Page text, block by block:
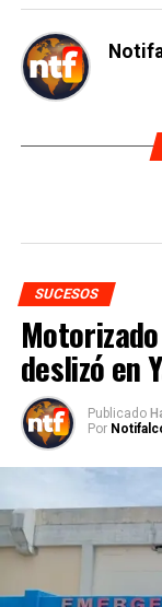
SUCESOS
deslizó en
Publicado
Por